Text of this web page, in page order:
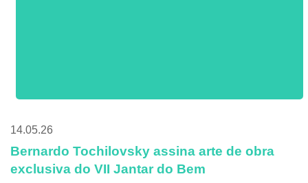
14.05.26
Bernardo Tochilovsky assina arte de obra
exclusiva do VII Jantar do Bem